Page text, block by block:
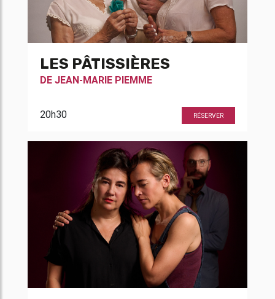
LES PÂTISSIÈRES
DE JEAN-MARIE PIEMME
20h30 RÉSERVER